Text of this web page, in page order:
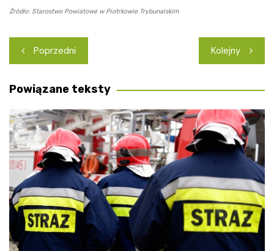
Źródło: Starostwo Powiatowe w Piotrkowie Trybunalskim
Nawigacja
wpisu
Poprzedni Kolejny
Powiązane teksty